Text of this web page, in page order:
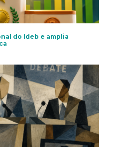
do Ideb e amplia